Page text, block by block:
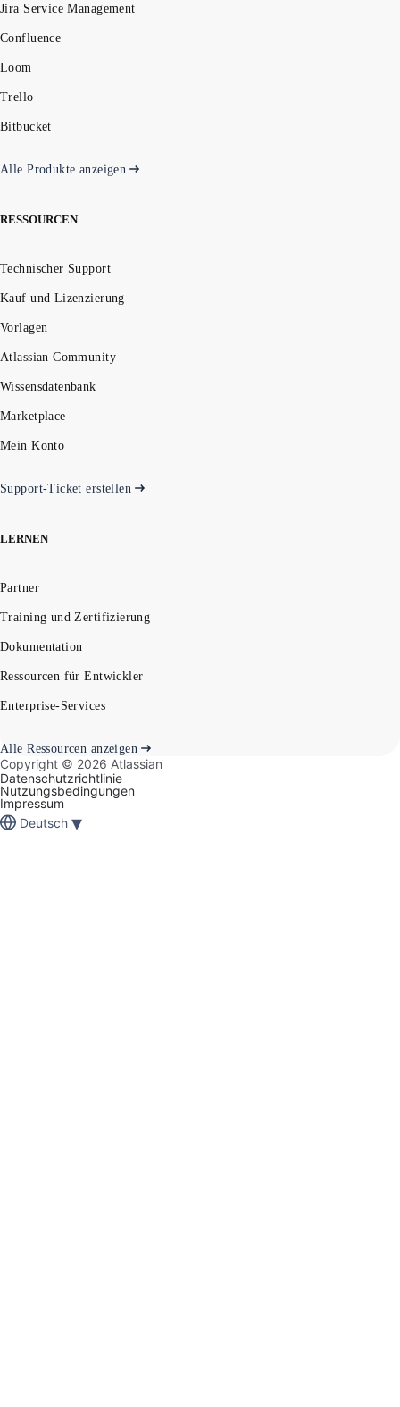
Jira Service Management
Confluence
Loom
Trello
Bitbucket
Alle Produkte anzeigen
RESSOURCEN
Technischer Support
Kauf und Lizenzierung
Vorlagen
Atlassian Community
Wissensdatenbank
Marketplace
Mein Konto
Support-Ticket erstellen
LERNEN
Partner
Training und Zertifizierung
Dokumentation
Ressourcen für Entwickler
Enterprise-Services
Alle Ressourcen anzeigen
Copyright © 2026 Atlassian
Datenschutzrichtlinie
Nutzungsbedingungen
Impressum
Deutsch ▾